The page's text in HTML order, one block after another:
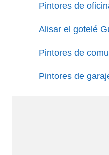
Pintores de
Alisar el gotelé
Pintores de
Pintores de